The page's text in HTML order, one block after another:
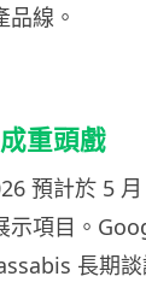
品線。
重頭戲
預計於 5
示項目。
長期